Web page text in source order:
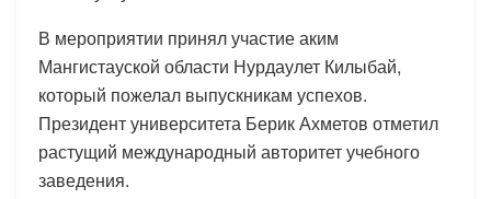
В мероприятии принял участие аким
Мангистауской области Нурдаулет Килыбай,
который пожелал выпускникам успехов.
Президент университета Берик Ахметов отметил
растущий международный авторитет учебного
заведения.